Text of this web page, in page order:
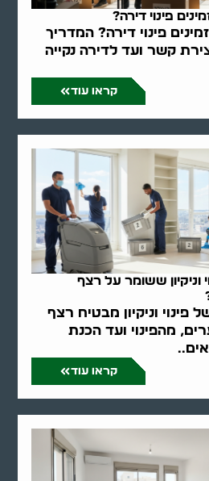
פינוי דירה?
פינוי דירה? המדריך
קשר ועד לדירה נקייה
קראו עוד
וניקיון ששומר על רצף
פינוי וניקיון מבטיח רצף
מהפינוי ועד הכנת
קראו עוד